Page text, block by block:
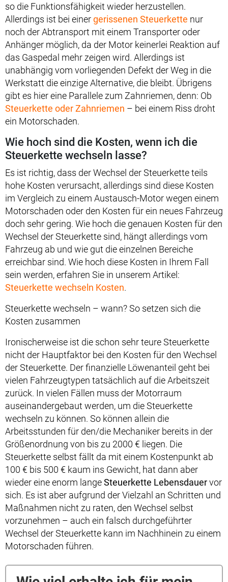
so die Funktionsfähigkeit wieder herzustellen.
Allerdings ist bei einergerissenen Steuerkette nur
noch der Abtransport mit einem Transporter oder
Anhänger möglich, da der Motor keinerlei Reaktion auf
das Gaspedal mehr zeigen wird. Allerdings ist
unabhängig vom vorliegenden Defekt der Weg in die
Werkstatt die einzige Alternative, die bleibt. Übrigens
gibt es hier eine Parallele zum Zahnriemen, denn: Ob
Steuerkette oder Zahnriemen – bei einem Riss droht
ein Motorschaden.
Wie hoch sind die Kosten, wenn ich die
Steuerkette wechseln lasse?
Es ist richtig, dass der Wechsel der Steuerkette teils
hohe Kosten verursacht, allerdings sind diese Kosten
im Vergleich zu einem Austausch-Motor wegen einem
Motorschaden oder den Kosten für ein neues Fahrzeug
doch sehr gering. Wie hoch die genauen Kosten für den
Wechsel der Steuerkette sind, hängt allerdings vom
Fahrzeug ab und wie gut die einzelnen Bereiche
erreichbar sind. Wie hoch diese Kosten in Ihrem Fall
sein werden, erfahren Sie in unserem Artikel:
Steuerkette wechseln Kosten.
Steuerkette wechseln – wann? So setzen sich die
Kosten zusammen
Ironischerweise ist die schon sehr teure Steuerkette
nicht der Hauptfaktor bei den Kosten für den Wechsel
der Steuerkette. Der finanzielle Löwenanteil geht bei
vielen Fahrzeugtypen tatsächlich auf die Arbeitszeit
zurück. In vielen Fällen muss der Motorraum
auseinandergebaut werden, um die Steuerkette
wechseln zu können. So können allein die
Arbeitsstunden für den/die Mechaniker bereits in der
Größenordnung von bis zu 2000 € liegen. Die
Steuerkette selbst fällt da mit einem Kostenpunkt ab
100 € bis 500 € kaum ins Gewicht, hat dann aber
wieder eine enorm langeSteuerkette Lebensdauervor
sich. Es ist aber aufgrund der Vielzahl an Schritten und
Maßnahmen nicht zu raten, den Wechsel selbst
vorzunehmen – auch ein falsch durchgeführter
Wechsel der Steuerkette kann im Nachhinein zu einem
Motorschaden führen.